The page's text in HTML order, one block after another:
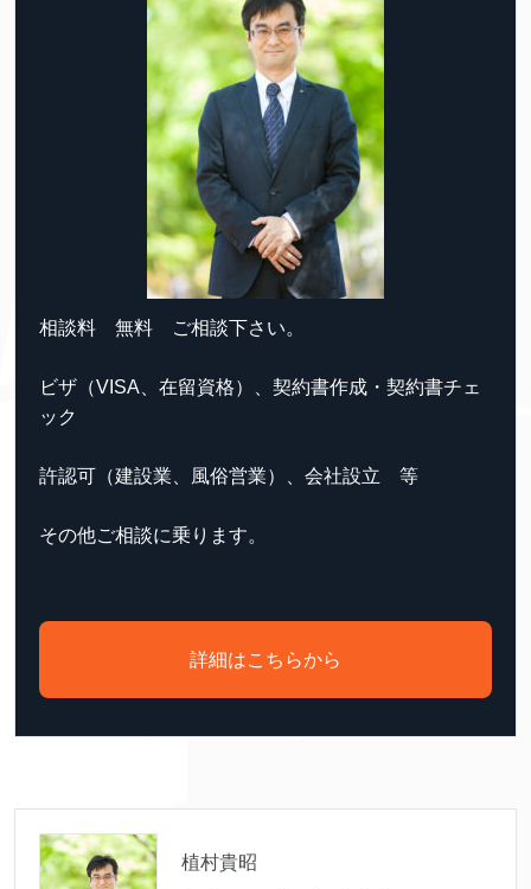
相談料 無料 ご相談下さい。
ビザ（VISA、在留資格）、契約書作成・契約書チェ
ック
許認可（建設業、風俗営業）、会社設立 等
その他ご相談に乗ります。
詳細はこちらから
植村貴昭